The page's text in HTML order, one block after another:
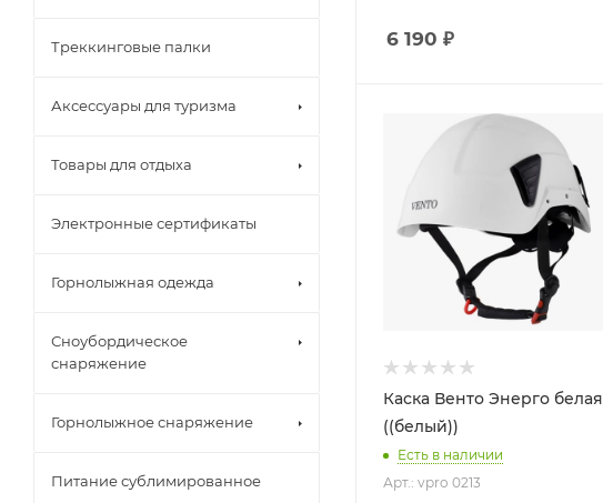
6 190 ₽
Каска Венто Энерго белая
((белый))
Есть в наличии
Арт.: vpro 0213
Треккинговые палки
Аксессуары для туризма
Товары для отдыха
Электронные сертификаты
Горнолыжная одежда
Сноубордическое
снаряжение
Горнолыжное снаряжение
Питание сублимированное